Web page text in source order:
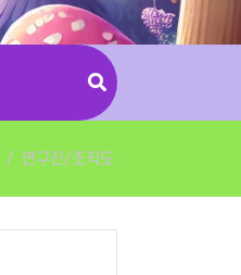
연구진/조직도